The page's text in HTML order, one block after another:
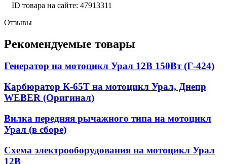
ID товара на сайте: 47913311
Отзывы
Рекомендуемые товары
Генератор на мотоцикл Урал 12В 150Вт (Г-424)
Карбюратор К-65Т на мотоцикл Урал, Днепр
WEBER (Оригинал)
Вилка передняя рычажного типа на мотоцикл
Урал (в сборе)
Схема электрооборудования на мотоцикл Урал
12В